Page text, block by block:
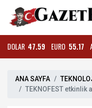
DOLAR 47.59 EURO 55.17
ANA SAYFA
TEKNOFEST etkinlik